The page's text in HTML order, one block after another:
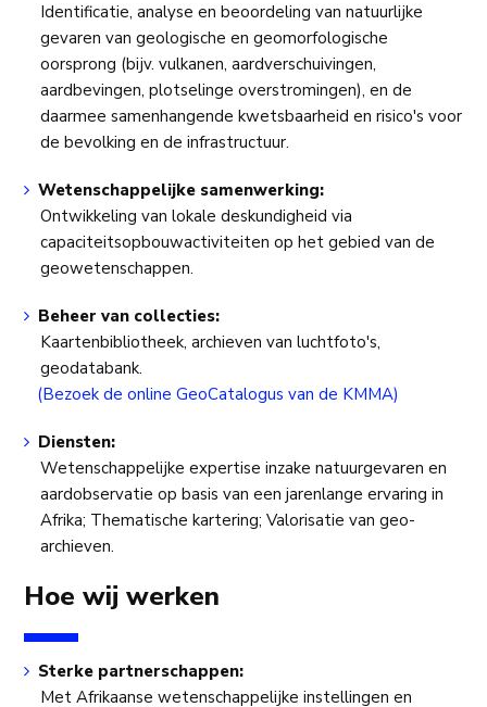
Identificatie, analyse en beoordeling van natuurlijke
gevaren van geologische en geomorfologische
oorsprong (bijv. vulkanen, aardverschuivingen,
aardbevingen, plotselinge overstromingen), en de
daarmee samenhangende kwetsbaarheid en risico's voor
de bevolking en de infrastructuur.
Wetenschappelijke samenwerking:
Ontwikkeling van lokale deskundigheid via
capaciteitsopbouwactiviteiten op het gebied van de
geowetenschappen.
Beheer van collecties:
Kaartenbibliotheek, archieven van luchtfoto's,
geodatabank.
(Bezoek de online GeoCatalogus van de KMMA)
Diensten:
Wetenschappelijke expertise inzake natuurgevaren en
aardobservatie op basis van een jarenlange ervaring in
Afrika; Thematische kartering; Valorisatie van geo-
archieven.
Hoe wij werken
Sterke partnerschappen:
Met Afrikaanse wetenschappelijke instellingen en